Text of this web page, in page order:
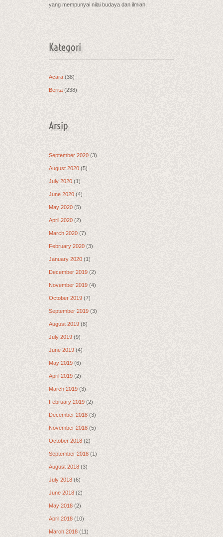
yang mempunyai nilai budaya dan ilmiah.
Kategori
Acara (38)
Berita (238)
Arsip
September 2020 (3)
August 2020 (5)
July 2020 (1)
June 2020 (4)
May 2020 (5)
April 2020 (2)
March 2020 (7)
February 2020 (3)
January 2020 (1)
December 2019 (2)
November 2019 (4)
October 2019 (7)
September 2019 (3)
August 2019 (8)
July 2019 (9)
June 2019 (4)
May 2019 (6)
April 2019 (2)
March 2019 (3)
February 2019 (2)
December 2018 (3)
November 2018 (5)
October 2018 (2)
September 2018 (1)
August 2018 (3)
July 2018 (6)
June 2018 (2)
May 2018 (2)
April 2018 (10)
March 2018 (11)